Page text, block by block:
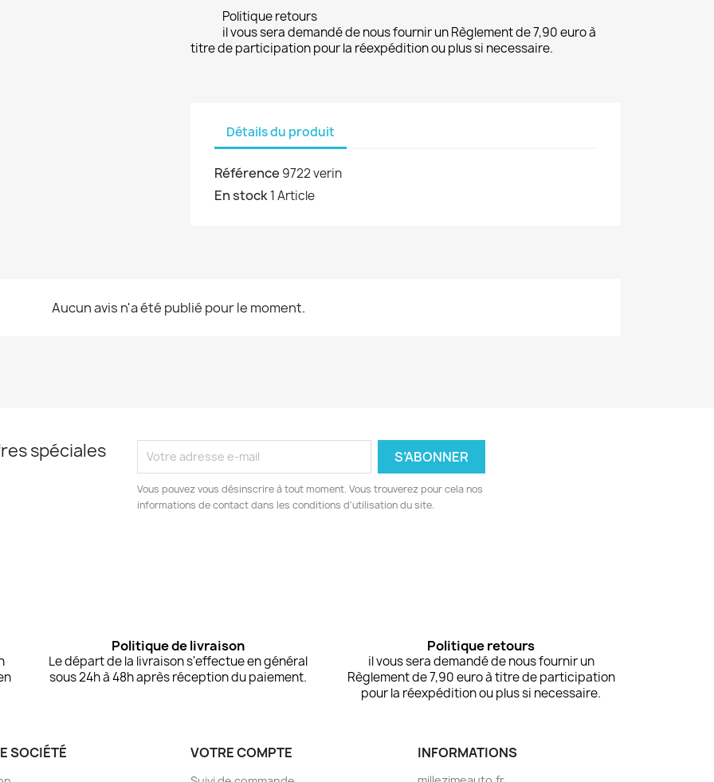
Politique retours
il vous sera demandé de nous fournir un Règlement de 7,90 euro à
titre de participation pour la réexpédition ou plus si necessaire.
Détails du produit
Référence 9722 verin
En stock1 Article
Aucun avis n'a été publié pour le moment.
spéciales
Vous pouvez vous désinscrire à tout moment. Vous trouverez pour cela nos
informations de contact dans les conditions d'utilisation du site.
Politique de livraison
Le départ de la livraison s'effectue en général
sous 24h à 48h après réception du paiement.
Politique retours
il vous sera demandé de nous fournir un
Règlement de 7,90 euro à titre de participation
pour la réexpédition ou plus si necessaire.
SOCIÉTÉ VOTRE COMPTE INFORMATIONS